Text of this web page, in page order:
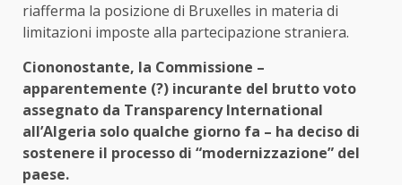
riafferma la posizione di Bruxelles in materia di
limitazioni imposte alla partecipazione straniera.
Ciononostante, la Commissione –
apparentemente (?) incurante del brutto voto
assegnato da Transparency International
all’Algeria solo qualche giorno fa – ha deciso di
sostenere il processo di “modernizzazione” del
paese.